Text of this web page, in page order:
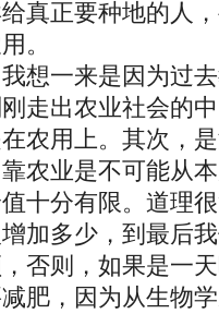
真正要种地的人
。
一来是因为过去
走出农业社会的
农用上。其次，
农业是不可能从
十分有限。道理
加多少，到最后
否则，如果是一
肥，因为从生物